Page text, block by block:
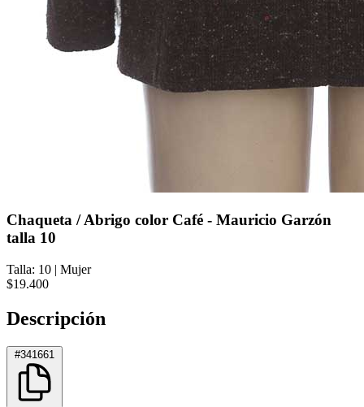
Chaqueta / Abrigo color Café - Mauricio Garzón
talla 10
Talla: 10 | Mujer
$19.400
Descripción
#341661